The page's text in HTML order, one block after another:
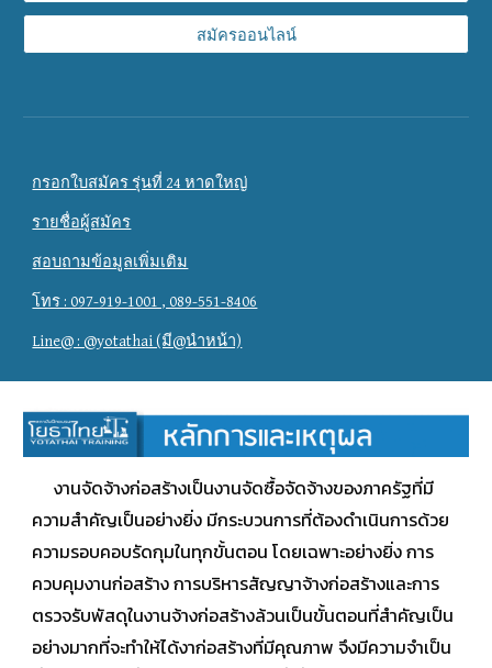
สมัครออนไลน์
กรอกใบสมัคร รุ่นที่ 24 หาดใหญ่
รายชื่อผู้สมัคร
สอบถามข้อมูลเพิ่มเติม
โทร : 097-919-1001 , 089-551-8406
Line@ : @yotathai (มี@นำหน้า)
งานจัดจ้างก่อสร้างเป็นงานจัดซื้อจัดจ้างของภาครัฐที่มี
ความสำคัญเป็นอย่างยิ่ง มีกระบวนการที่ต้องดำเนินการด้วย
ความรอบคอบรัดกุมในทุกขั้นตอน โดยเฉพาะอย่างยิ่ง การ
ควบคุมงานก่อสร้าง การบริหารสัญญาจ้างก่อสร้างและการ
ตรวจรับพัสดุในงานจ้างก่อสร้างล้วนเป็นขั้นตอนที่สำคัญเป็น
อย่างมากที่จะทำให้ได้งาก่อสร้างที่มีคุณภาพ จึงมีความจำเป็น